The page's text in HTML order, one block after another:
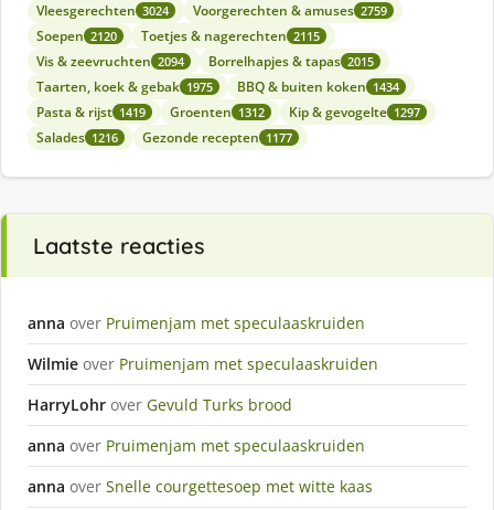
Vleesgerechten 3024 Voorgerechten & amuses 2759
Soepen 2120 Toetjes & nagerechten 2115
Vis & zeevruchten 2094 Borrelhapjes & tapas 2015
Taarten, koek & gebak 1975 BBQ & buiten koken 1434
Pasta & rijst 1419 Groenten 1312 Kip & gevogelte 1297
Salades 1216 Gezonde recepten 1177
Laatste reacties
anna over Pruimenjam met speculaaskruiden
Wilmie over Pruimenjam met speculaaskruiden
HarryLohr over Gevuld Turks brood
anna over Pruimenjam met speculaaskruiden
anna over Snelle courgettesoep met witte kaas